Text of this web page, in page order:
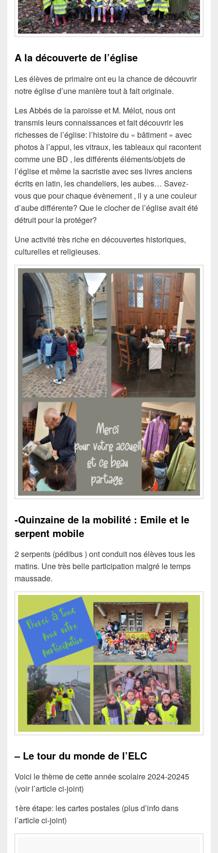
A la découverte de l’église
Les élèves de primaire ont eu la chance de découvrir
notre église d’une manière tout à fait originale.
Les Abbés de la paroisse et M. Mélot, nous ont
transmis leurs connaissances et fait découvrir les
richesses de l’église: l’histoire du « bâtiment » avec
photos à l’appui, les vitraux, les tableaux qui racontent
comme une BD , les différents éléments/objets de
l’église et même la sacristie avec ses livres anciens
écrits en latin, les chandeliers, les aubes… Savez-
vous que pour chaque évènement , il y a une couleur
d’aube différente? Que le clocher de l’église avait été
détruit pour la protéger?
Une activité très riche en découvertes historiques,
culturelles et religieuses.
-Quinzaine de la mobilité : Emile et le
serpent mobile
2 serpents (pédibus ) ont conduit nos élèves tous les
matins. Une très belle participation malgré le temps
maussade.
– Le tour du monde de l’ELC
Voici le thème de cette année scolaire 2024-20245
(voir l’article ci-joint)
1ère étape: les cartes postales (plus d’info dans
l’article ci-joint)